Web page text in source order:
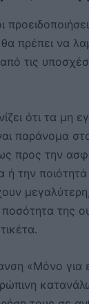
πρέπει να
τις
ότι τα μη
παράνομα
προς την
ή την
της
«Μόνο για